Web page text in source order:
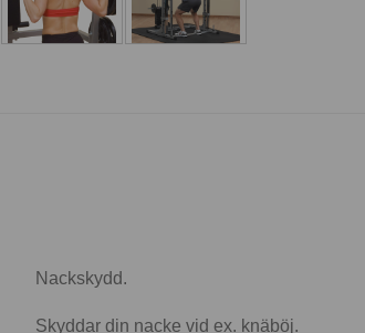
Nackskydd.
Skyddar din nacke vid ex. knäböj.